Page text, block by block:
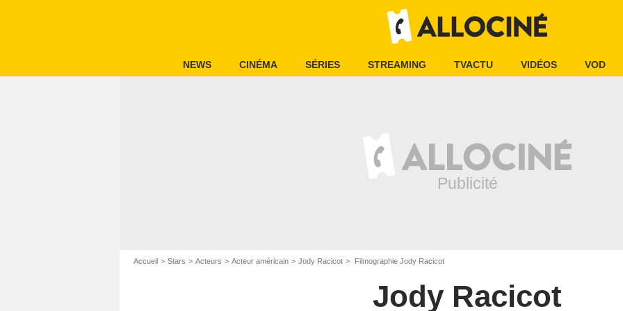
NEWS CINÉMA SÉRIES STREAMING TVACTU VIDÉOS VOD
Accueil Stars Acteurs Acteur américain Jody Racicot Filmographie Jody Racicot
Jody Racicot